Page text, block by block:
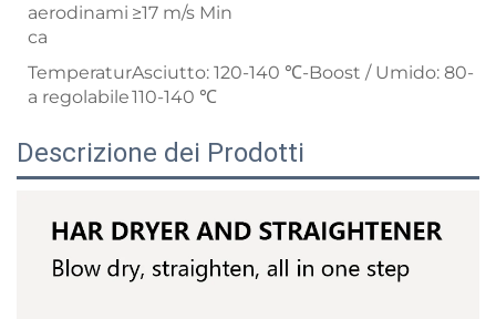
aerodinami
ca
≥17 m/s Min
Temperatur
a regolabile
Asciutto: 120-140 ℃-Boost / Umido: 80-
110-140 ℃
Descrizione dei Prodotti